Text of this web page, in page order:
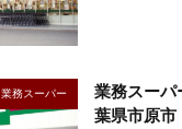
業務スーパー
業務スーパ
葉県市原市